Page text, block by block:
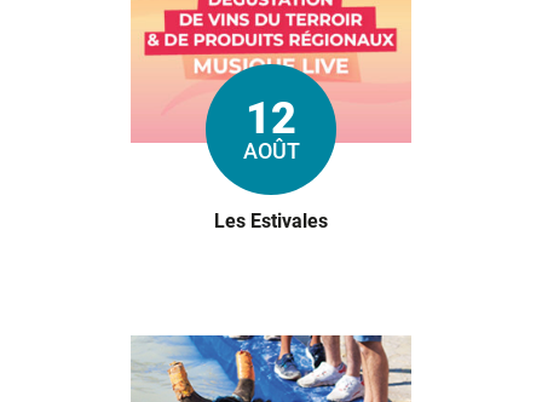
Le
12
AOÛT
Les Estivales